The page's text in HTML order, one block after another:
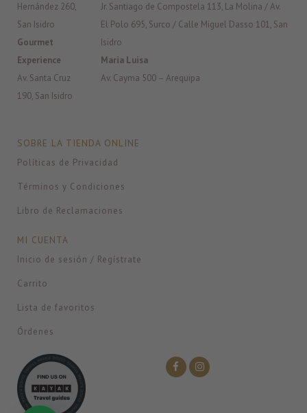
Hernández 260,
San Isidro
Gourmet
Experience
Av. Santa Cruz
190, San Isidro
Jr. Santiago de Compostela 113, La Molina / Av.
El Polo 695, Surco / Calle Miguel Dasso 101, San
Isidro
Maria Luisa
Av. Cayma 500 – Arequipa
SOBRE LA TIENDA ONLINE
Políticas de Privacidad
Términos y Condiciones
Libro de Reclamaciones
MI CUENTA
Inicio de sesión / Regístrate
Carrito
Lista de favoritos
Órdenes